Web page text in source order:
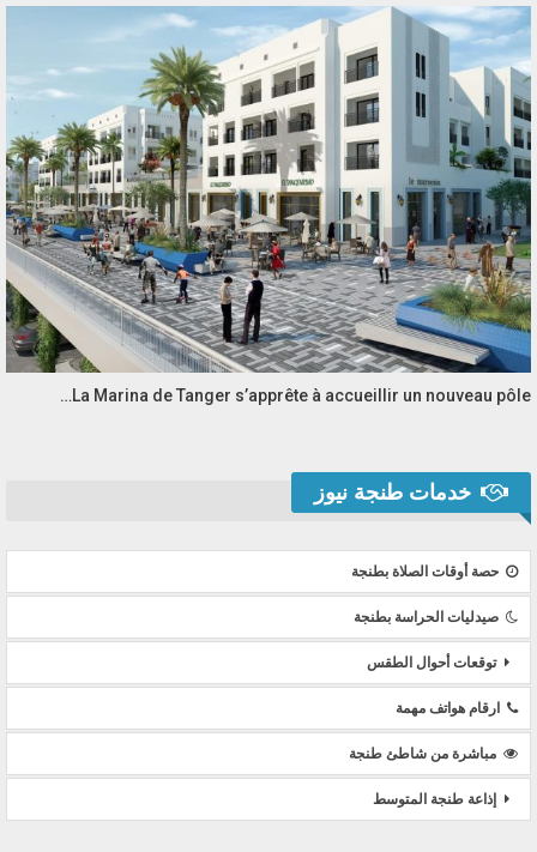
La Marina de Tanger s’apprête à accueillir un nouveau pôle…
خدمات طنجة نيوز
حصة أوقات الصلاة بطنجة
صيدليات الحراسة بطنجة
توقعات أحوال الطقس
ارقام هواتف مهمة
مباشرة من شاطئ طنجة
إذاعة طنجة المتوسط